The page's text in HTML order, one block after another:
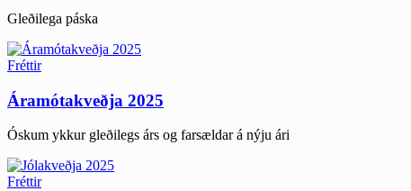
Gleðilega páska
Fréttir
Áramótakveðja 2025
Óskum ykkur gleðilegs árs og farsældar á nýju ári
Fréttir